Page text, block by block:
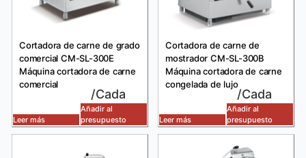
Cortadora de carne de grado
comercial CM-SL-300E
Máquina cortadora de carne
comercial
/Cada
Leer más
Añadir al
presupuesto
Cortadora de carne de
mostrador CM-SL-300B
Máquina cortadora de carne
congelada de lujo
/Cada
Leer más
Añadir al
presupuesto